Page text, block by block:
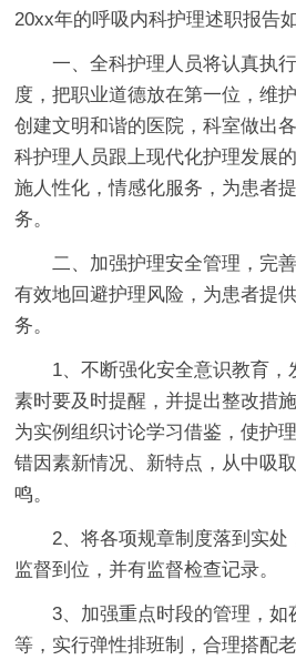
20xx年的呼吸内科护理述职报告
一、全科护理人员将认真执
度，把职业道德放在第一位，维
创建文明和谐的医院，科室做出
科护理人员跟上现代化护理发展
施人性化，情感化服务，为患者
务。
二、加强护理安全管理，完
有效地回避护理风险，为患者提
务。
1、不断强化安全意识教育，
素时要及时提醒，并提出整改措
为实例组织讨论学习借鉴，使护
错因素新情况、新特点，从中吸
鸣。
2、将各项规章制度落到实处
监督到位，并有监督检查记录。
3、加强重点时段的管理，如
等，实行弹性排班制，合理搭配